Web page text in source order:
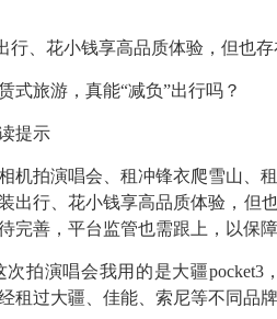
行、花小钱享高品质体验，但也
旅游，真能“减负”出行吗？
示
拍演唱会、租冲锋衣爬雪山、租
出行、花小钱享高品质体验，但
完善，平台监管也需跟上，以保障
演唱会我用的是大疆pocket3
租过大疆、佳能、索尼等不同品